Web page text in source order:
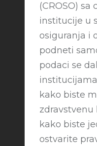
(CROSO) sa
institucije u
osiguranja i
podneti
podaci se
kako biste
zdravstvenu
kako biste
ostvarite